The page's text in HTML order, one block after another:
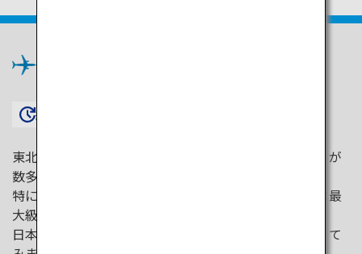
約1時間5分〜
東北には、地元の人々の熱気を間近で感じられる祭りが
数多くあります。
特に夏には、迫力あふれる技に出会える祭りや、日本最
大級の花火大会など盛りだくさん。
日本の賑やかで華やかな夏を感じに、東北地方を旅して